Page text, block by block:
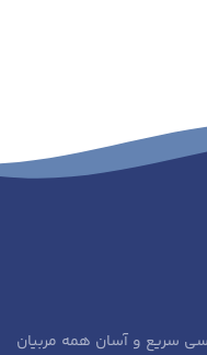
سریع و آسان همه مربیان